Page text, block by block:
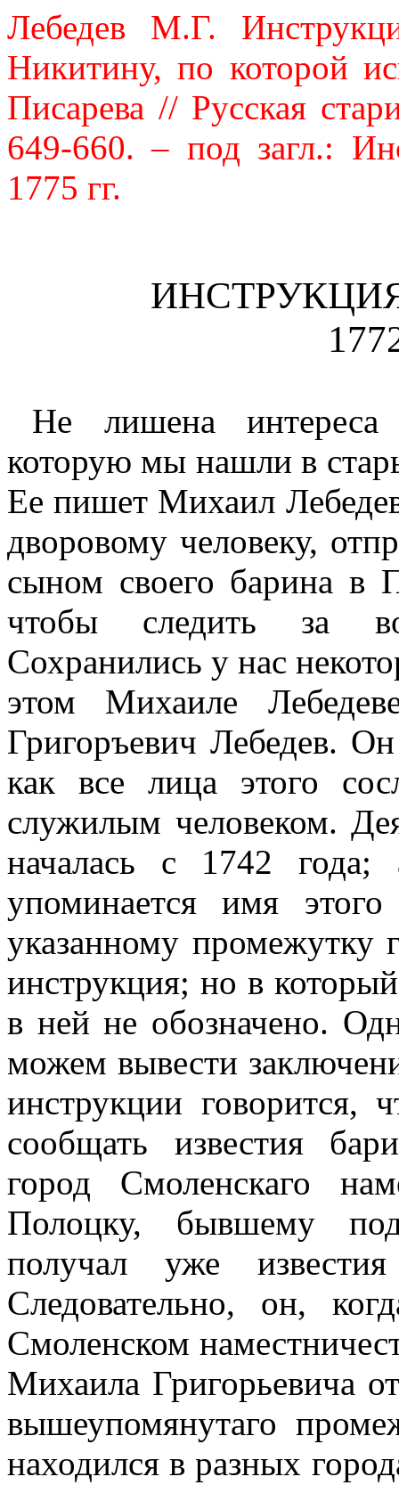
Лебедев М.Г.
Никитину, по которой
Писарева // Русская
649-660. – под загл.:
1775 гг.
Не лишена интереса
которую мы нашли в
Ее пишет Михаил
дворовому человеку,
сыном своего барина в
чтобы следить
за
Сохранились у нас
этом Михаиле
Григоръевич Лебедев.
как все лица этого
служилым человеком.
началась с 1742
упоминается имя
указанному промежутку
инструкция; но в
в ней не обозначено.
можем вывести
инструкции говорится,
сообщать известия
город Смоленскаго
Полоцку, бывшему
получал уже
Следовательно, он,
Смоленском
Михаила Григорьевича
вышеупомянутаго
находился в разных